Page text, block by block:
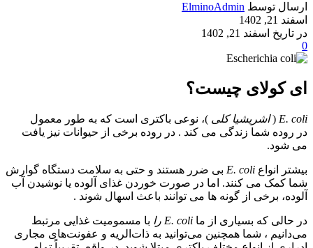
ارسال توسط ElminoAdmin
اسفند 21, 1402
در تاریخ اسفند 21, 1402
0
ای کولای چیست؟
E. coli
(اشریشیا کلی )، نوعی باکتری است که به طور معمول
در روده شما زندگی می کند . در روده برخی از حیوانات نیز یافت
می شود.
بیشتر انواع E. coli بی ضرر هستند و حتی به سلامت دستگاه گوارش
شما کمک می کنند. اما در صورت خوردن غذای آلوده یا نوشیدن آب
آلوده، برخی از گونه ها می توانند باعث اسهال شوند .
در حالی که بسیاری از ما E. coli را
با مسمومیت غذایی مرتبط
می‌دانیم ، شما همچنین می‌توانید به ذات‌الریه و عفونت‌های مجاری